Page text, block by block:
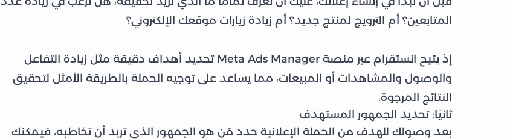
المتابعين؟ أم الترويج لمنتج جديد؟ أم زيادة زيارات موقعك الإلكتروني؟
إذ يتيح انستقرام عبر منصة Meta Ads Manager تحديد أهداف دقيقة مثل زيادة التفاعل
والوصول والمشاهدات أو المبيعات، مما يساعد على توجيه الحملة بالطريقة الأمثل لتحقيق
النتائج المرجوة.
ثانيًا: تحديد الجمهور المستهدف
بعد وصولك للهدف من الحملة الإعلانية حدد مَن هو الجمهور الذي تريد أن تخاطبه، فيمكنك